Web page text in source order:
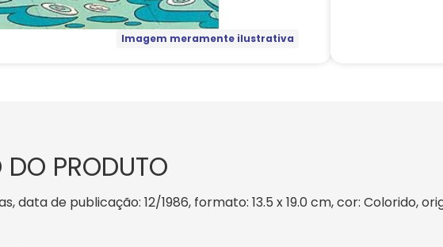
Imagem meramente ilustrativa
PRODUTO
data de publicação: 12/1986, formato: 13.5 x 19.0 cm, cor: Colorido,